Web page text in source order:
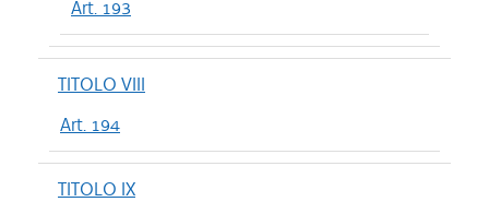
Art. 193
TITOLO VIII
Art. 194
TITOLO IX